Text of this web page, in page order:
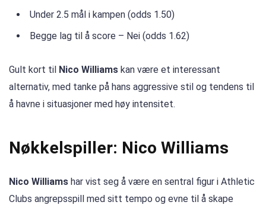
Under 2.5 mål i kampen (odds 1.50)
Begge lag til å score – Nei (odds 1.62)
Gult kort til Nico Williams kan være et interessant
alternativ, med tanke på hans aggressive stil og tendens til
å havne i situasjoner med høy intensitet.
Nøkkelspiller: Nico Williams
Nico Williams har vist seg å være en sentral figur i Athletic
Clubs angrepsspill med sitt tempo og evne til å skape